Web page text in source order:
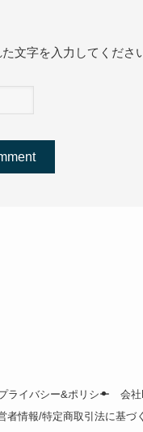
文字を入力してくださ
ライバシー&ポリシー
会社
者情報/特定商取引法に基づ